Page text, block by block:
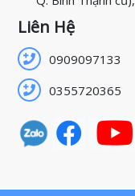
Liên Hệ
0909097133
0355720365